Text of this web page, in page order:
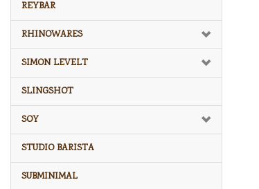
REYBAR
RHINOWARES
SIMON LEVELT
SLINGSHOT
SOY
STUDIO BARISTA
SUBMINIMAL